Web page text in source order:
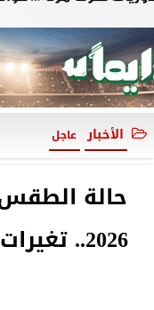
الأخبار عاجل
2026..